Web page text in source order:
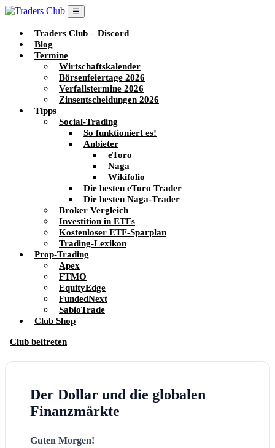
☰
Traders Club – Discord
Blog
Termine
Wirtschaftskalender
Börsenfeiertage 2026
Verfallstermine 2026
Zinsentscheidungen 2026
Tipps
Social-Trading
So funktioniert es!
Anbieter
eToro
Naga
Wikifolio
Die besten eToro Trader
Die besten Naga-Trader
Broker Vergleich
Investition in ETFs
Kostenloser ETF-Sparplan
Trading-Lexikon
Prop-Trading
Apex
FTMO
EquityEdge
FundedNext
SabioTrade
Club Shop
Club beitreten
Der Dollar und die globalen
Finanzmärkte
Guten Morgen!